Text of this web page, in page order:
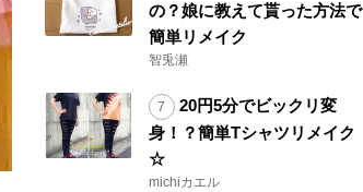
の？娘に教えて貰った方法で
簡単リメイク
智兎瀬
20円5分でビックリ変
身！？簡単Tシャツリメイク
☆
michiカエル